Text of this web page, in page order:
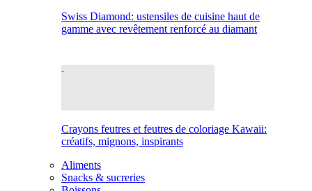
Swiss Diamond: ustensiles de cuisine haut de
gamme avec revêtement renforcé au diamant
Crayons feutres et feutres de coloriage Kawaii:
créatifs, mignons, inspirants
Aliments
Snacks & sucreries